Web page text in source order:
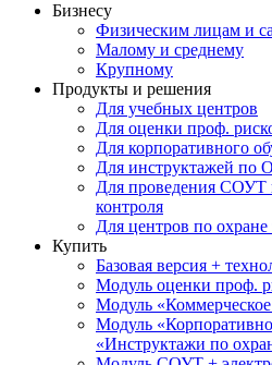
Бизнесу
Физическим лицам и
Малому и среднему
Крупному
Продукты и решения
Для учебных центров
Для оценки проф.
Для корпоративного
Для инструктажей по
Для проведения СОУТ
контроля
Для центров по охране
Купить
Базовая версия +
Модуль оценки проф.
Модуль «Коммерческое
Модуль
«Инструктажи по